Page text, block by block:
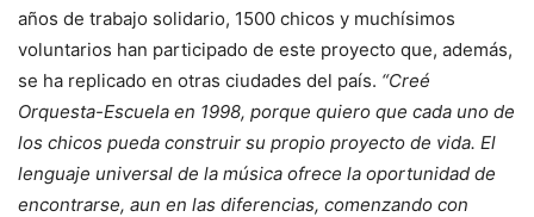
años de trabajo solidario, 1500 chicos y muchísimos
voluntarios han participado de este proyecto que, además,
se ha replicado en otras ciudades del país. “Creé
Orquesta-Escuela en 1998, porque quiero que cada uno de
los chicos pueda construir su propio proyecto de vida. El
lenguaje universal de la música ofrece la oportunidad de
encontrarse, aun en las diferencias, comenzando con